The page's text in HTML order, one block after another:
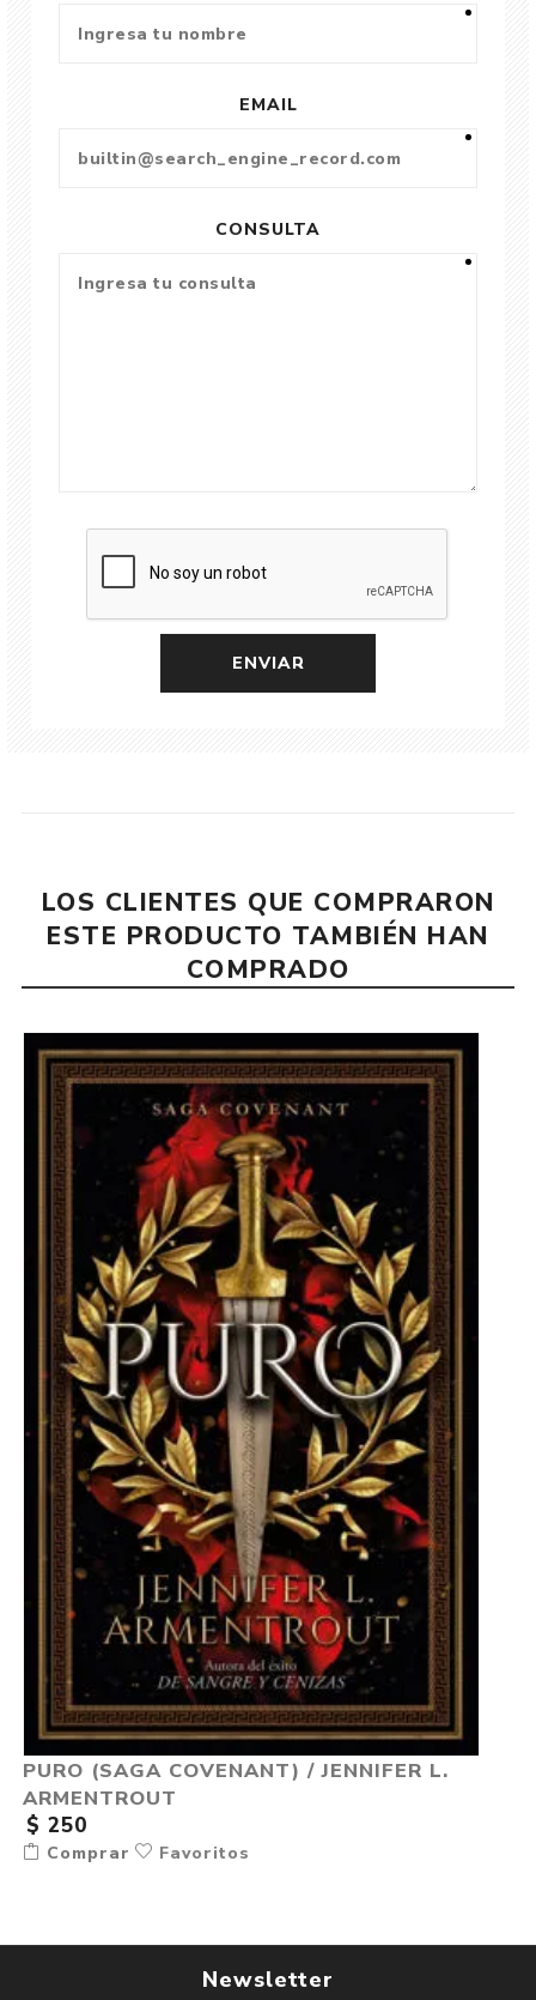
EMAIL
CONSULTA
LOS CLIENTES QUE COMPRARON
ESTE PRODUCTO TAMBIÉN HAN
COMPRADO
PURO (SAGA COVENANT) / JENNIFER L.
ARMENTROUT
$ 250
Comprar Favoritos
Newsletter